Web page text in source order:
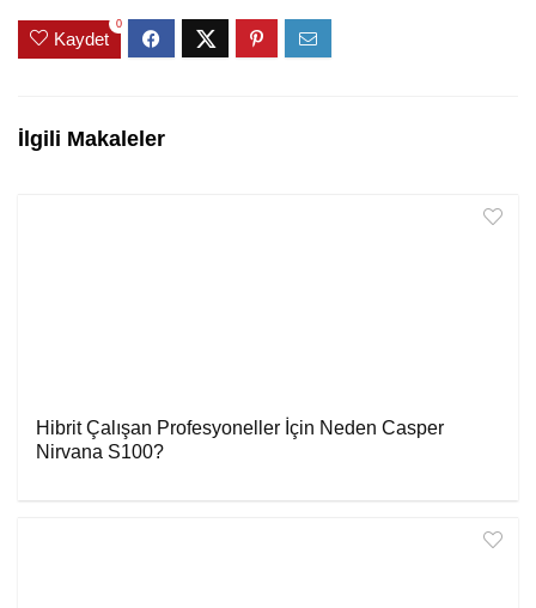
Kaydet
0
İlgili Makaleler
Hibrit Çalışan Profesyoneller İçin Neden Casper
Nirvana S100?